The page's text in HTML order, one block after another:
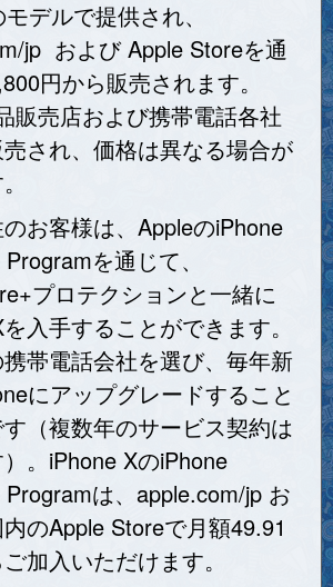
デルで提供され、
jp および Apple Storeを通
円から販売されます。
販売店および携帯電話各社
され、価格は異なる場合が
お客様は、AppleのiPhone
を通じて、
プロテクションと一緒に
入手することができます。
帯電話会社を選び、毎年新
にアップグレードすること
（複数年のサービス契約は
。iPhone XのiPhone
は、apple.com/jp お
のApple Storeで月額49.91
加入いただけます。